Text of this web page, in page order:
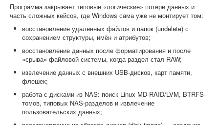
Программа закрывает типовые «логические» потери данных и
часть сложных кейсов, где Windows сама уже не монтирует том:
восстановление удалённых файлов и папок (undelete) с
сохранением структуры, имён и атрибутов;
восстановление данных после форматирования и после
«срыва» файловой системы, когда раздел стал RAW;
извлечение данных с внешних USB-дисков, карт памяти,
флешек;
работа с дисками из NAS: поиск Linux MD-RAID/LVM, BTRFS-
томов, типовых NAS-разделов и извлечение
пользовательских данных;